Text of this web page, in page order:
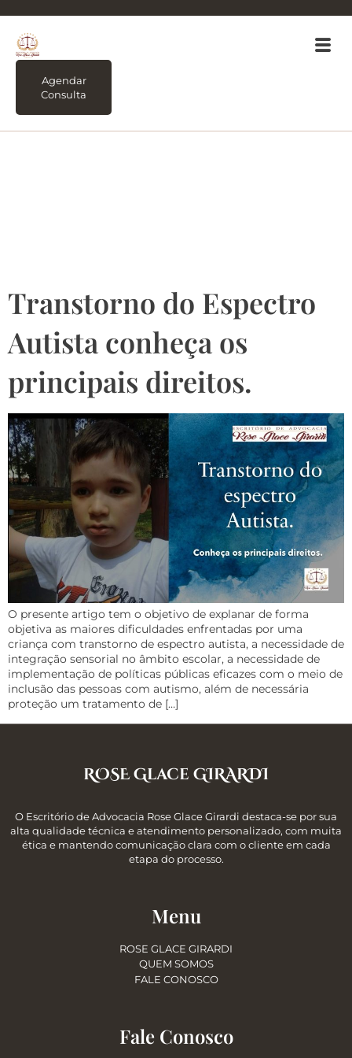
Agendar
Consulta
Transtorno do Espectro
Autista conheça os
principais direitos.
O presente artigo tem o objetivo de explanar de forma
objetiva as maiores dificuldades enfrentadas por uma
criança com transtorno de espectro autista, a necessidade de
integração sensorial no âmbito escolar, a necessidade de
implementação de políticas públicas eficazes com o meio de
inclusão das pessoas com autismo, além de necessária
proteção um tratamento de […]
ROSE Glace GIRARDI
O Escritório de Advocacia Rose Glace Girardi destaca-se por sua
alta qualidade técnica e atendimento personalizado, com muita
ética e mantendo comunicação clara com o cliente em cada
etapa do processo.
Menu
ROSE GLACE GIRARDI
QUEM SOMOS
FALE CONOSCO
Fale Conosco